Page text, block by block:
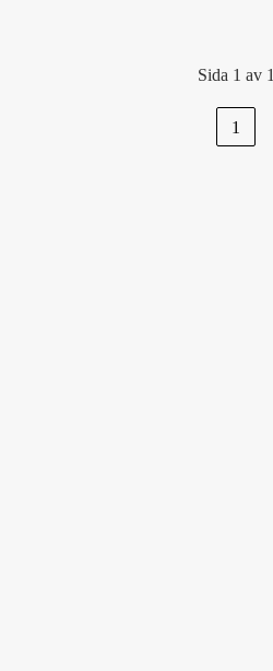
Sida 1 av 1
1